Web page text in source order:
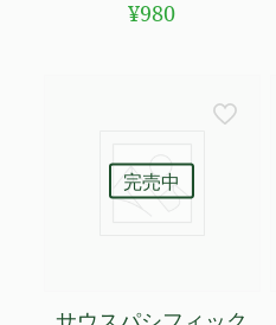
4.60
¥980
完売中